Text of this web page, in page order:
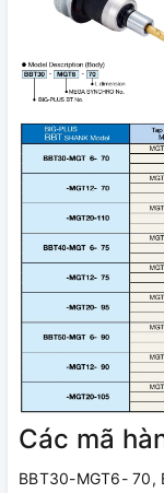
Các mã
BBT30-MGT6- 70,